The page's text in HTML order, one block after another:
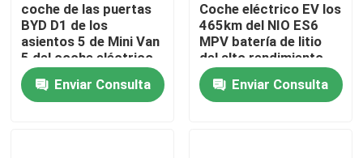
Inicio
Productos
coche de las puertas
BYD D1 de los
asientos 5 de Mini Van
5 del coche eléctrico
de los 418km MPV
para el negocio
Enviar Consulta
Coche eléctrico EV los
465km del NIO ES6
MPV batería de litio
del alto rendimiento
de 5 asientos
Enviar Consulta